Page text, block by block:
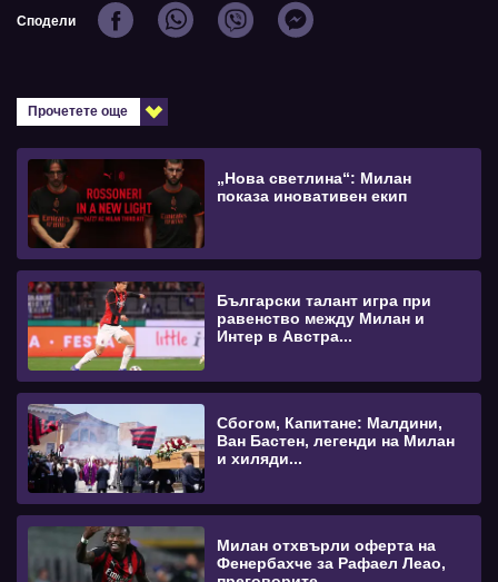
Сподели
Прочетете още
„Нова светлина“: Милан
показа иновативен екип
Български талант игра при
равенство между Милан и
Интер в Австра...
Сбогом, Капитане: Малдини,
Ван Бастен, легенди на Милан
и хиляди...
Милан отхвърли оферта на
Фенербахче за Рафаел Леао,